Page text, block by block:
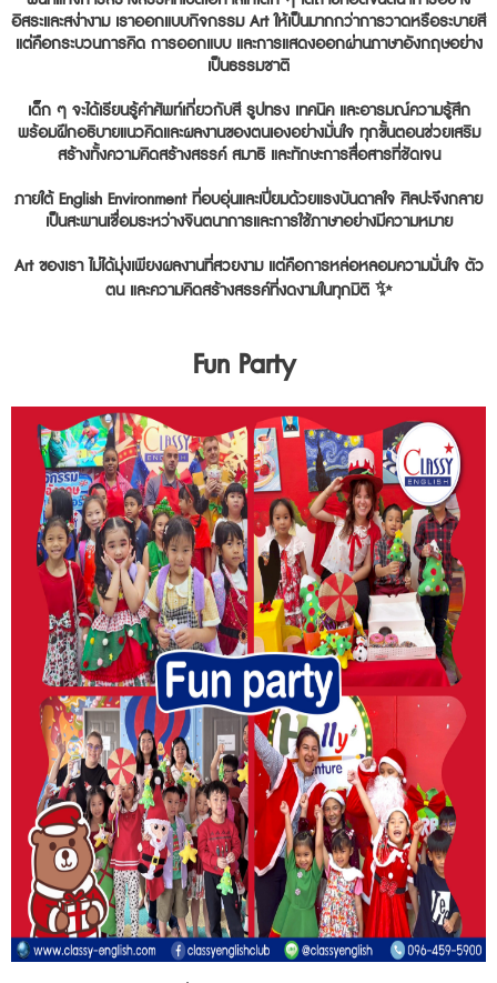
อิสระและสง่างาม เราออกแบบกิจกรรม Art ให้เป็นมากกว่าการวาดหรือระบายสี
แต่คือกระบวนการคิด การออกแบบ และการแสดงออกผ่านภาษาอังกฤษอย่าง
เป็นธรรมชาติ
เด็ก ๆ จะได้เรียนรู้คำศัพท์เกี่ยวกับสี รูปทรง เทคนิค และอารมณ์ความรู้สึก
พร้อมฝึกอธิบายแนวคิดและผลงานของตนเองอย่างมั่นใจ ทุกขั้นตอนช่วยเสริม
สร้างทั้งความคิดสร้างสรรค์ สมาธิ และทักษะการสื่อสารที่ชัดเจน
ภายใต้ English Environment ที่อบอุ่นและเปี่ยมด้วยแรงบันดาลใจ ศิลปะจึงกลาย
เป็นสะพานเชื่อมระหว่างจินตนาการและการใช้ภาษาอย่างมีความหมาย
Art ของเรา ไม่ได้มุ่งเพียงผลงานที่สวยงาม แต่คือการหล่อหลอมความมั่นใจ ตัว
ตน และความคิดสร้างสรรค์ที่งดงามในทุกมิติ ✨
Fun Party